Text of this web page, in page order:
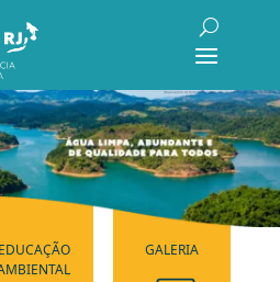
EDUCAÇÃO
GALERIA